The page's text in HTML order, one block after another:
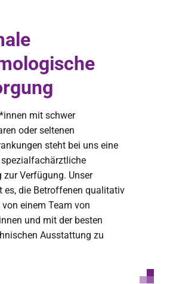
mit schwer
oder seltenen
steht bei uns eine
zur Verfügung. Unser
es, die Betroffenen qualitativ
einem Team von
und mit der besten
Ausstattung zu